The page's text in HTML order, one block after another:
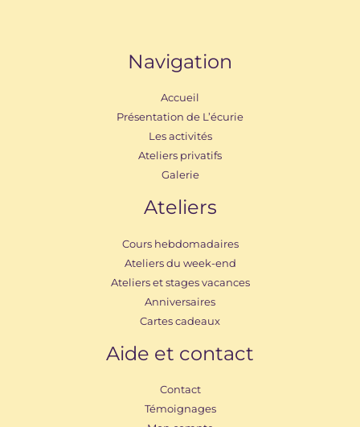
Navigation
Accueil
Présentation de L’écurie
Les activités
Ateliers privatifs
Galerie
Ateliers
Cours hebdomadaires
Ateliers du week-end
Ateliers et stages vacances
Anniversaires
Cartes cadeaux
Aide et contact
Contact
Témoignages